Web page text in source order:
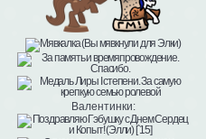
Валентинки: